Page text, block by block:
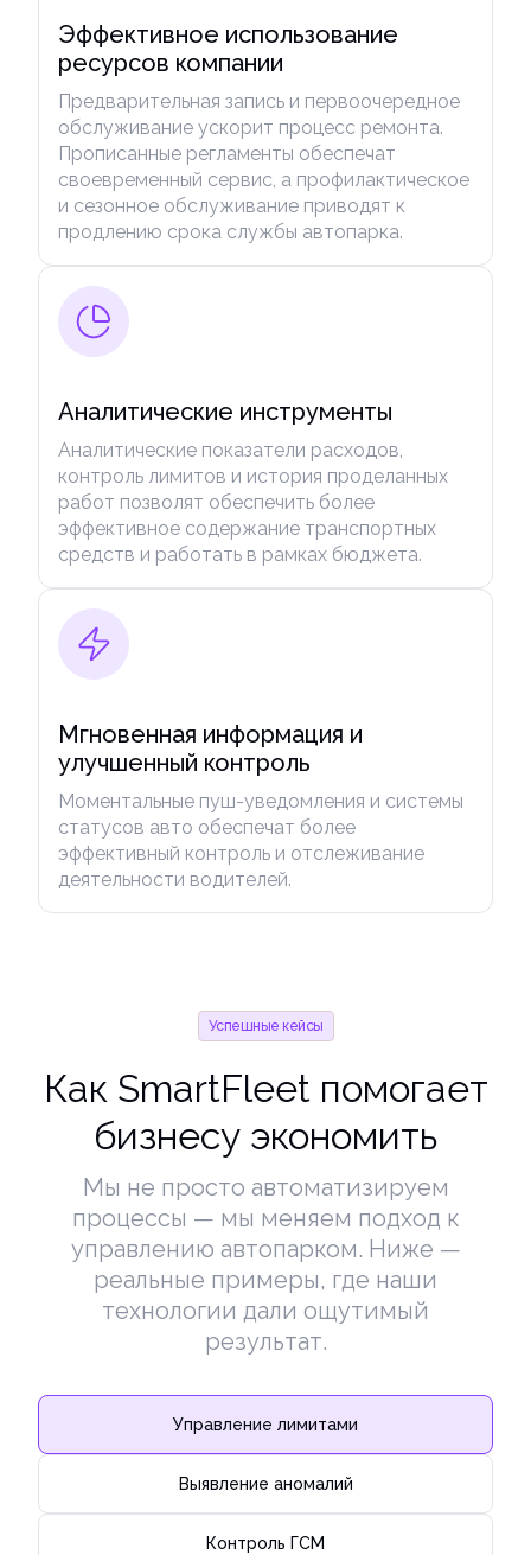
Эффективное использование
ресурсов компании
Предварительная запись и первоочередное
обслуживание ускорит процесс ремонта.
Прописанные регламенты обеспечат
своевременный сервис, а профилактическое
и сезонное обслуживание приводят к
продлению срока службы автопарка.
Аналитические инструменты
Аналитические показатели расходов,
контроль лимитов и история проделанных
работ позволят обеспечить более
эффективное содержание транспортных
средств и работать в рамках бюджета.
Мгновенная информация и
улучшенный контроль
Моментальные пуш-уведомления и системы
статусов авто обеспечат более
эффективный контроль и отслеживание
деятельности водителей.
Успешные кейсы
Как SmartFleet помогает
бизнесу экономить
Мы не просто автоматизируем
процессы — мы меняем подход к
управлению автопарком. Ниже —
реальные примеры, где наши
технологии дали ощутимый
результат.
Управление лимитами
Выявление аномалий
Контроль ГСМ